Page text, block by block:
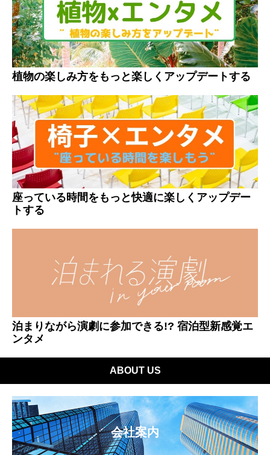
植物の楽しみ方をもっと楽しくアップデートする
座っている時間をもっと快適に楽しくアップデー
トする
泊まりながら演劇に参加できる!? 宿泊型新感覚エ
ンタメ
ABOUT US
会社案内